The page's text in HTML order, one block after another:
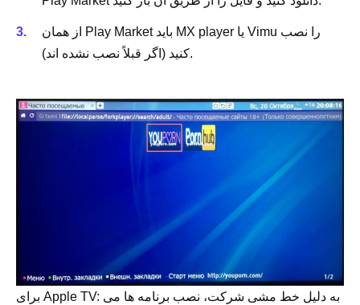
از همان Play Market باید MX player یا Vimu را نصب
کنید (اگر قبلاً نصب نشده اند).
برای Apple TV: به دلیل خط مشی شرکت، نصب برنامه ها می